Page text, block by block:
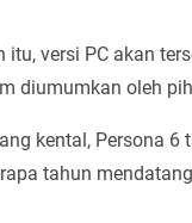
versi PC akan
diumumkan oleh
kental, Persona
tahun